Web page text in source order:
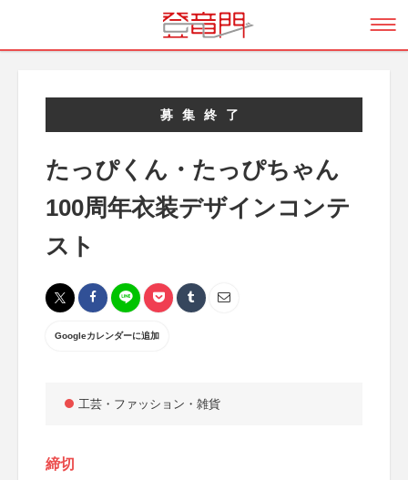
募集終了
たっぴくん・たっぴちゃん
100周年衣装デザインコンテ
スト
Googleカレンダーに追加
工芸・ファッション・雑貨
締切